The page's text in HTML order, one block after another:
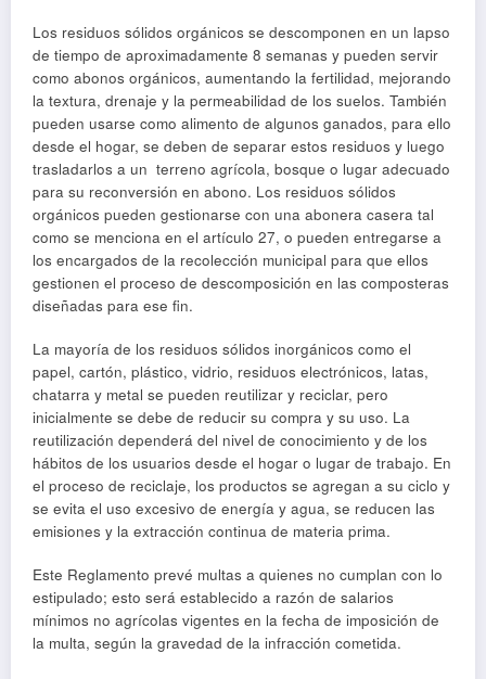
Los residuos sólidos orgánicos se descomponen en un lapso
de tiempo de aproximadamente 8 semanas y pueden servir
como abonos orgánicos, aumentando la fertilidad, mejorando
la textura, drenaje y la permeabilidad de los suelos. También
pueden usarse como alimento de algunos ganados, para ello
desde el hogar, se deben de separar estos residuos y luego
trasladarlos a un terreno agrícola, bosque o lugar adecuado
para su reconversión en abono. Los residuos sólidos
orgánicos pueden gestionarse con una abonera casera tal
como se menciona en el artículo 27, o pueden entregarse a
los encargados de la recolección municipal para que ellos
gestionen el proceso de descomposición en las composteras
diseñadas para ese fin.
La mayoría de los residuos sólidos inorgánicos como el
papel, cartón, plástico, vidrio, residuos electrónicos, latas,
chatarra y metal se pueden reutilizar y reciclar, pero
inicialmente se debe de reducir su compra y su uso. La
reutilización dependerá del nivel de conocimiento y de los
hábitos de los usuarios desde el hogar o lugar de trabajo. En
el proceso de reciclaje, los productos se agregan a su ciclo y
se evita el uso excesivo de energía y agua, se reducen las
emisiones y la extracción continua de materia prima.
Este Reglamento prevé multas a quienes no cumplan con lo
estipulado; esto será establecido a razón de salarios
mínimos no agrícolas vigentes en la fecha de imposición de
la multa, según la gravedad de la infracción cometida.